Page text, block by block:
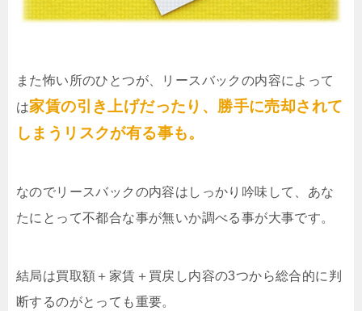
また怖い所のひとつが、リースバックの内容によって
は家賃の引き上げだったり、勝手に売却されて
しまうリスクが有る事も。
なのでリースバックの内容はしっかり吟味して、あな
たにとって不都合な事が無いか調べる事が大事です。
結局は買取額＋家賃＋買戻し内容の3つから総合的に判
断するのがとっても重要。